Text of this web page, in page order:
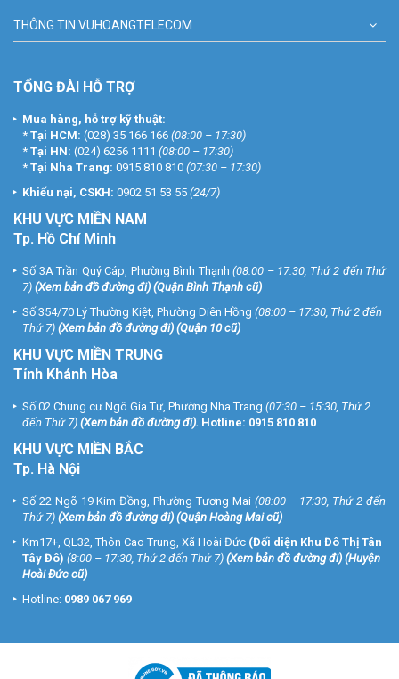
THÔNG TIN VUHOANGTELECOM
TỔNG ĐÀI HỖ TRỢ
Mua hàng, hỗ trợ kỹ thuật:
* Tại HCM: (028) 35 166 166 (08:00 – 17:30)
* Tại HN: (024) 6256 1111 (08:00 – 17:30)
* Tại Nha Trang: 0915 810 810 (07:30 – 17:30)
Khiếu nại, CSKH: 0902 51 53 55 (24/7)
KHU VỰC MIỀN NAM
Tp. Hồ Chí Minh
Số 3A Trần Quý Cáp, Phường Bình Thạnh (08:00 – 17:30, Thứ 2 đến Thứ
7) (Xem bản đồ đường đi) (Quận Bình Thạnh cũ)
Số 354/70 Lý Thường Kiệt, Phường Diên Hồng (08:00 – 17:30, Thứ 2 đến
Thứ 7) (Xem bản đồ đường đi) (Quận 10 cũ)
KHU VỰC MIỀN TRUNG
Tỉnh Khánh Hòa
Số 02 Chung cư Ngô Gia Tự, Phường Nha Trang (07:30 – 15:30, Thứ 2
đến Thứ 7) (Xem bản đồ đường đi). Hotline: 0915 810 810
KHU VỰC MIỀN BẮC
Tp. Hà Nội
Số 22 Ngõ 19 Kim Đồng, Phường Tương Mai (08:00 – 17:30, Thứ 2 đến
Thứ 7) (Xem bản đồ đường đi) (Quận Hoàng Mai cũ)
Km17+, QL32, Thôn Cao Trung, Xã Hoài Đức (Đối diện Khu Đô Thị Tân
Tây Đô) (8:00 – 17:30, Thứ 2 đến Thứ 7) (Xem bản đồ đường đi) (Huyện
Hoài Đức cũ)
Hotline: 0989 067 969